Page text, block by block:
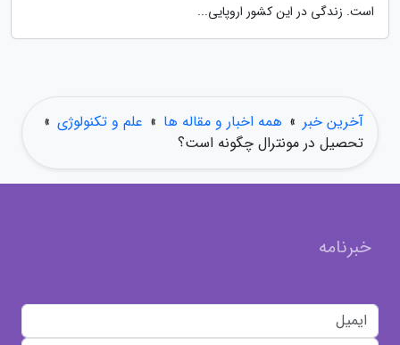
است. زندگی در این کشور اروپایی...
آخرین خبر » همه اخبار و مقاله ها » علم و تکنولوژی »
تحصیل در مونترال چگونه است؟
خبرنامه